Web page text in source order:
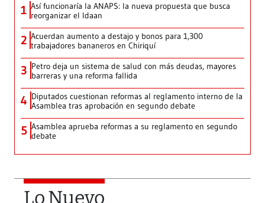
1 Así funcionaría la ANAPS: la nueva propuesta que busca
reorganizar el Idaan
2 Acuerdan aumento a destajo y bonos para 1,300
trabajadores bananeros en Chiriquí
3 Petro deja un sistema de salud con más deudas, mayores
barreras y una reforma fallida
4 Diputados cuestionan reformas al reglamento interno de la
Asamblea tras aprobación en segundo debate
5 Asamblea aprueba reformas a su reglamento en segundo
debate
Lo Nuevo